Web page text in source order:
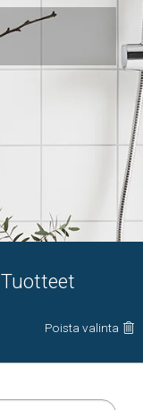
Tuotteet
Poista valinta